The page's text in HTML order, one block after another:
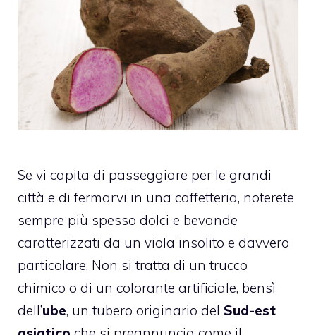
Se vi capita di passeggiare per le grandi
città e di fermarvi in una caffetteria, noterete
sempre più spesso dolci e bevande
caratterizzati da un viola insolito e davvero
particolare. Non si tratta di un trucco
chimico o di un colorante artificiale, bensì
dell’ube, un tubero originario del Sud-est